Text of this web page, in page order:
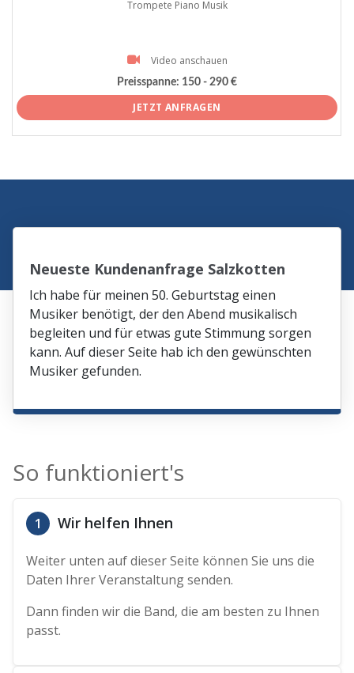
Trompete Piano Musik
Video anschauen
Preisspanne: 150 - 290 €
JETZT ANFRAGEN
Neueste Kundenanfrage Salzkotten
Ich habe für meinen 50. Geburtstag einen
Musiker benötigt, der den Abend musikalisch
begleiten und für etwas gute Stimmung sorgen
kann. Auf dieser Seite hab ich den gewünschten
Musiker gefunden.
So funktioniert's
1 Wir helfen Ihnen
Weiter unten auf dieser Seite können Sie uns die
Daten Ihrer Veranstaltung senden.
Dann finden wir die Band, die am besten zu Ihnen
passt.